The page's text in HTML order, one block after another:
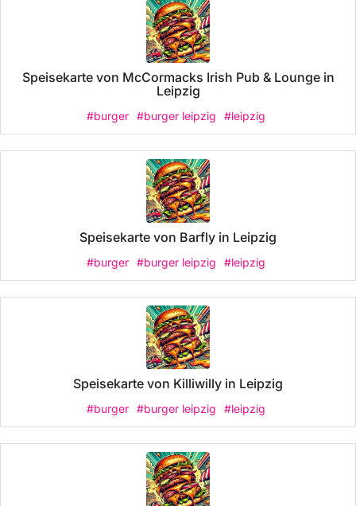
Speisekarte von McCormacks Irish Pub & Lounge in
Leipzig
#burger #burger leipzig #leipzig
Speisekarte von Barfly in Leipzig
#burger #burger leipzig #leipzig
Speisekarte von Killiwilly in Leipzig
#burger #burger leipzig #leipzig